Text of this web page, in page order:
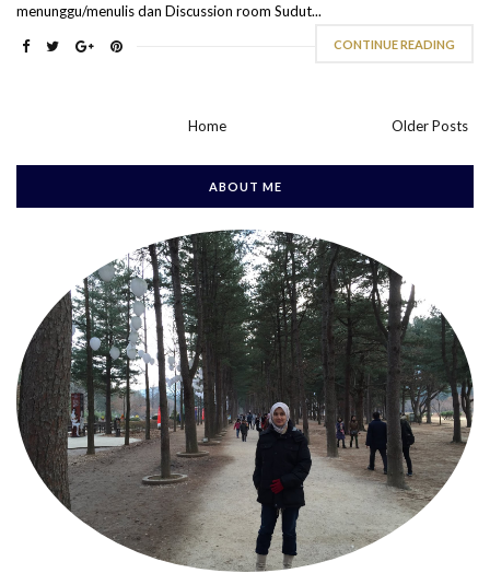
menunggu/menulis dan Discussion room Sudut...
CONTINUE READING
Older Posts
Home
ABOUT ME